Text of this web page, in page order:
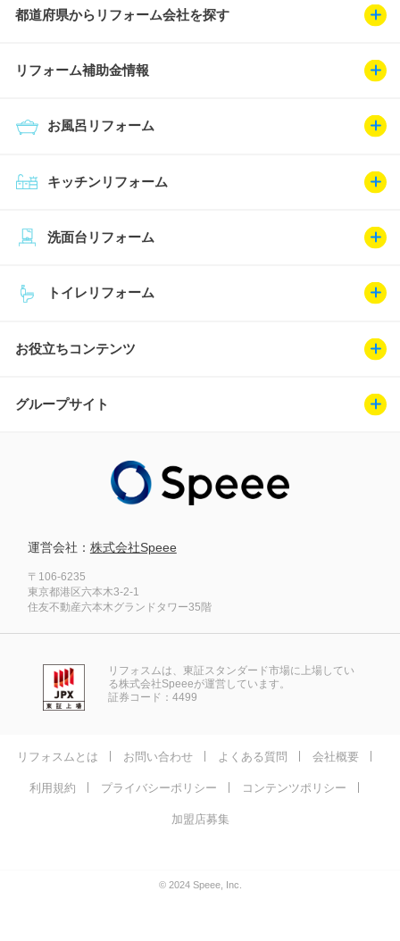
都道府県からリフォーム会社を探す
リフォーム補助金情報
キッチンリフォーム
お風呂リフォーム
トイレリフォーム
洗面台リフォーム
お役立ちコンテンツ
グループサイト
運営会社： 株式会社Speee
〒106-6235
東京都港区六本木3-2-1
住友不動産六本木グランドタワー35階
リフォスムは、東証スタンダード市場に上場してい
る株式会社Speeeが運営しています。
証券コード：4499
リフォスムとは お問い合わせ よくある質問 会社概要
利用規約 プライバシーポリシー コンテンツポリシー
加盟店募集
© 2024 Speee, Inc.